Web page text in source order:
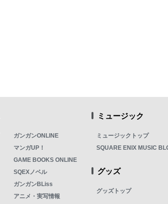
ガンガンONLINE
マンガUP！
GAME BOOKS ONLINE
SQEXノベル
ガンガンBLiss
アニメ・実写情報
ミュージック
ミュージックトップ
SQUARE ENIX MUSIC
グッズ
グッズトップ